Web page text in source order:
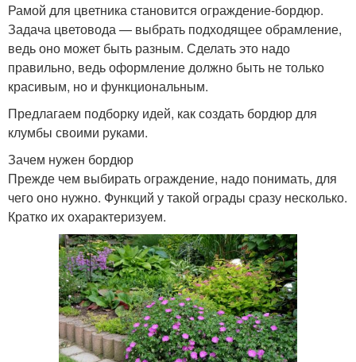
Рамой для цветника становится ограждение-бордюр.
Задача цветовода — выбрать подходящее обрамление,
ведь оно может быть разным. Сделать это надо
правильно, ведь оформление должно быть не только
красивым, но и функциональным.
Предлагаем подборку идей, как создать бордюр для
клумбы своими руками.
Зачем нужен бордюр
Прежде чем выбирать ограждение, надо понимать, для
чего оно нужно. Функций у такой ограды сразу несколько.
Кратко их охарактеризуем.